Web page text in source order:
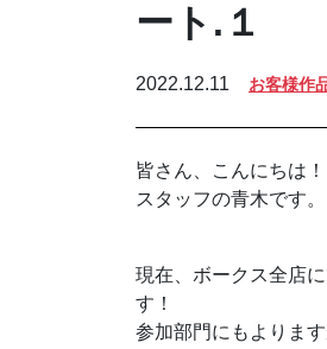
ート.１
2022.12.11 お客様作
皆さん、こんにちは！
スタッフの青木です。
現在、ボークス全店
す！
参加部門にもよりま